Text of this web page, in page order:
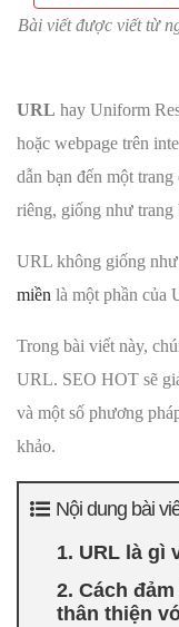
Bài viết được viết từ
URL hay Uniform
hoặc webpage trên
dẫn bạn đến một
riêng, giống như trang
URL không giống
miền là một phần của
Trong bài viết này,
URL. SEO HOT sẽ
và một số phương
khảo.
Nội dung bài
1. URL là gì
2. Cách
thân thiện